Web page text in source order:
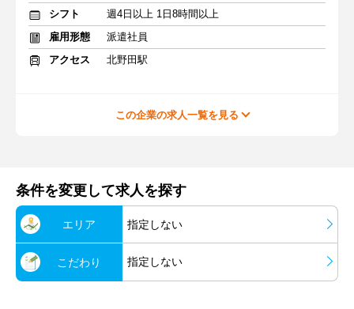
シフト
週4日以上 1日8時間以上
雇用形態
派遣社員
アクセス
北野田駅
この企業の求人一覧を見る
条件を変更して求人を探す
エリア 指定しない
こだわり 指定しない